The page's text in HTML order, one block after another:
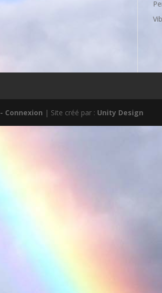
- Connexion | Site créé par : Unity Design